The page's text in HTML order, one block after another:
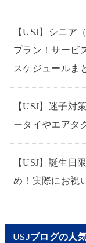
【USJ】シニア
プラン！サービ
スケジュールま
【USJ】迷子対
ータイやエアタ
【USJ】誕生日
め！実際にお祝
USJブログの人